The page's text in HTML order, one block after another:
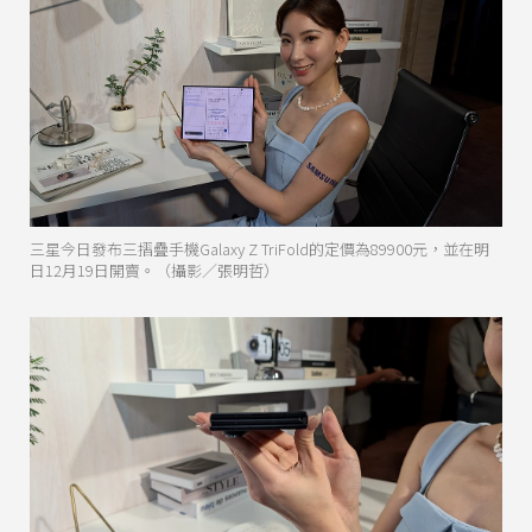
三星今日發布三摺疊手機Galaxy Z TriFold的定價為89900元，並在明
日12月19日開賣。（攝影／張明哲）